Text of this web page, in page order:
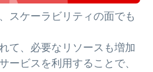
スケーラビリティの面でも
て、必要なリソースも増加
ービスを利用することで、